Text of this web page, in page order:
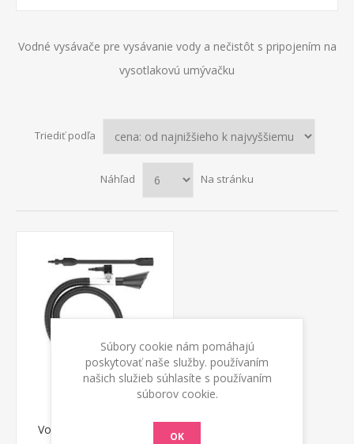
Vodné vysávače pre vysávanie vody a nečistôt s pripojením na
vysotlakovú umývačku
Triediť podľa
Náhľad Na stránku
Vodný vysávač Annovi
Súbory cookie nám pomáhajú
poskytovať naše služby. používaním
našich služieb súhlasíte s používaním
súborov cookie.
OK